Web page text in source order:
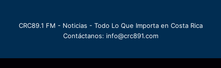
CRC89.1 FM - Noticias - Todo Lo Que Importa en Costa Rica
Contáctanos: info@crc891.com